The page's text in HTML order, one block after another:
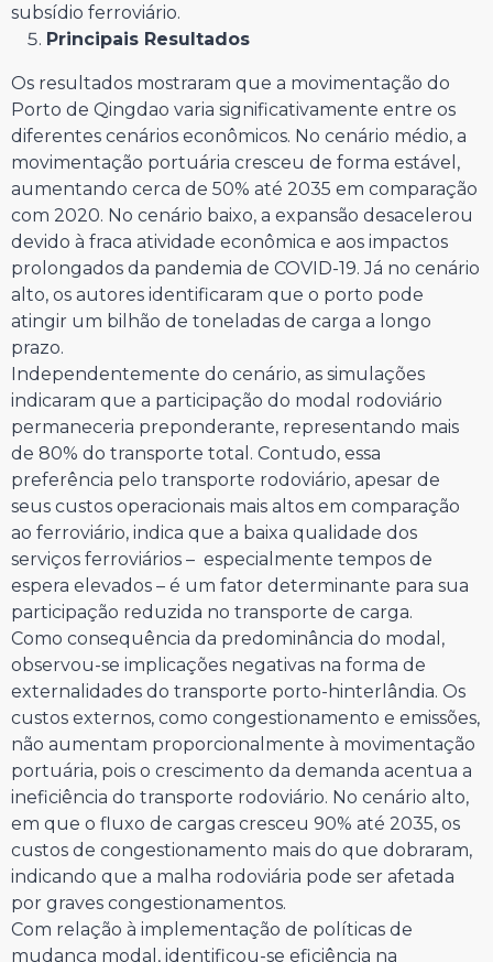
subsídio ferroviário.
Principais Resultados
Os resultados mostraram que a movimentação do
Porto de Qingdao varia significativamente entre os
diferentes cenários econômicos. No cenário médio, a
movimentação portuária cresceu de forma estável,
aumentando cerca de 50% até 2035 em comparação
com 2020. No cenário baixo, a expansão desacelerou
devido à fraca atividade econômica e aos impactos
prolongados da pandemia de COVID-19. Já no cenário
alto, os autores identificaram que o porto pode
atingir um bilhão de toneladas de carga a longo
prazo.
Independentemente do cenário, as simulações
indicaram que a participação do modal rodoviário
permaneceria preponderante, representando mais
de 80% do transporte total. Contudo, essa
preferência pelo transporte rodoviário, apesar de
seus custos operacionais mais altos em comparação
ao ferroviário, indica que a baixa qualidade dos
serviços ferroviários – especialmente tempos de
espera elevados – é um fator determinante para sua
participação reduzida no transporte de carga.
Como consequência da predominância do modal,
observou-se implicações negativas na forma de
externalidades do transporte porto-hinterlândia. Os
custos externos, como congestionamento e emissões,
não aumentam proporcionalmente à movimentação
portuária, pois o crescimento da demanda acentua a
ineficiência do transporte rodoviário. No cenário alto,
em que o fluxo de cargas cresceu 90% até 2035, os
custos de congestionamento mais do que dobraram,
indicando que a malha rodoviária pode ser afetada
por graves congestionamentos.
Com relação à implementação de políticas de
mudança modal, identificou-se eficiência na